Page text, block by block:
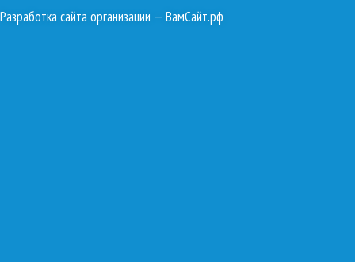
Разработка сайта организации — ВамСайт.рф